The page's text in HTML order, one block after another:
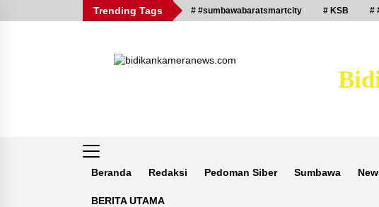
to
Trending Tags # #sumbawabaratsmartcity # KSB #
Beranda Redaksi Pedoman Siber Sumbawa
BERITA UTAMA